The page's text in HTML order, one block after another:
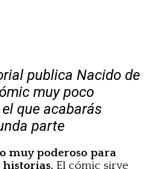
publica Nacido de
muy poco
que acabarás
parte
muy poderoso para
historias. El cómic sirve